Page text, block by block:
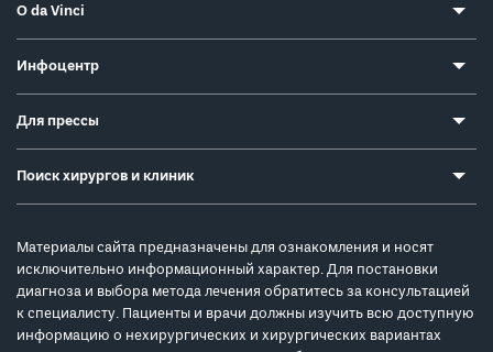
О da Vinci
Инфоцентр
Для прессы
Поиск хирургов и клиник
Материалы сайта предназначены для ознакомления и носят
исключительно информационный характер. Для постановки
диагноза и выбора метода лечения обратитесь за консультацией
к специалисту. Пациенты и врачи должны изучить всю доступную
информацию о нехирургических и хирургических вариантах